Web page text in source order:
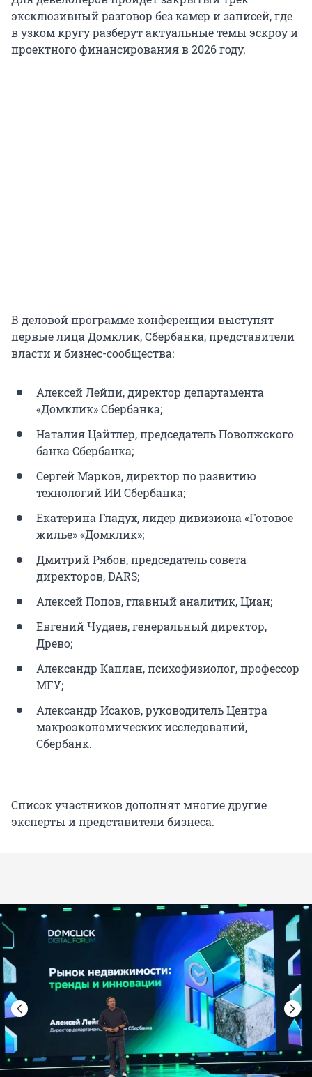
эксклюзивный разговор без камер и записей, где
в узком кругу разберут актуальные темы эскроу и
проектного финансирования в 2026 году.
В деловой программе конференции выступят
первые лица Домклик, Сбербанка, представители
власти и бизнес-сообщества:
Алексей Лейпи, директор департамента
«Домклик» Сбербанка;
Наталия Цайтлер, председатель Поволжского
банка Сбербанка;
Сергей Марков, директор по развитию
технологий ИИ Сбербанка;
Екатерина Гладух, лидер дивизиона «Готовое
жилье» «Домклик»;
Дмитрий Рябов, председатель совета
директоров, DARS;
Алексей Попов, главный аналитик, Циан;
Евгений Чудаев, генеральный директор,
Древо;
Александр Каплан, психофизиолог, профессор
МГУ;
Александр Исаков, руководитель Центра
макроэкономических исследований,
Сбербанк.
Список участников дополнят многие другие
эксперты и представители бизнеса.